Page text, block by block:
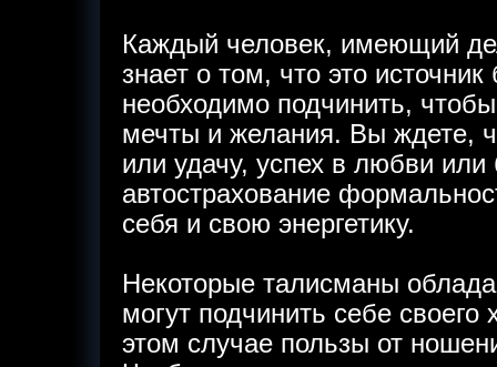
Каждый человек, имеющий
знает о том, что это
необходимо подчинить,
мечты и желания. Вы ждете,
или удачу, успех в любви или
автострахование
себя и свою энергетику.
Некоторые талисманы
могут подчинить себе
этом случае пользы от